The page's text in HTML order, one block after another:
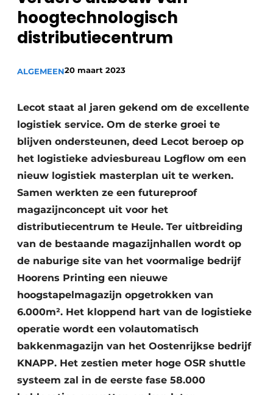
Vacature aanmelden
Vacatures
Aanmelden
Contact
Akoestiek
BIM
Evenementen
Dak & Gevel
Houtbouw
HVAC
Interieurarchitectuur
Keukens
Renovatie
Software
Toegangscontrole
Veiligheid & Opleiding
hoogtechnologisch
distributiecentrum
ALGEMEEN20 maart 2023
Lecot staat al jaren gekend om de excellente
logistiek service. Om de sterke groei te
blijven ondersteunen, deed Lecot beroep op
het logistieke adviesbureau Logflow om een
nieuw logistiek masterplan uit te werken.
Samen werkten ze een futureproof
magazijnconcept uit voor het
distributiecentrum te Heule. Ter uitbreiding
van de bestaande magazijnhallen wordt op
de naburige site van het voormalige bedrijf
Hoorens Printing een nieuwe
hoogstapelmagazijn opgetrokken van
6.000m². Het kloppend hart van de logistieke
operatie wordt een volautomatisch
bakkenmagazijn van het Oostenrijkse bedrijf
KNAPP. Het zestien meter hoge OSR shuttle
systeem zal in de eerste fase 58.000